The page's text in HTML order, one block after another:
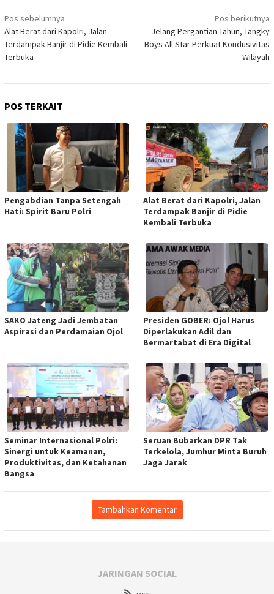
Navigasi
pos
Pos sebelumnya
Alat Berat dari Kapolri, Jalan
Terdampak Banjir di Pidie Kembali
Terbuka
Pos berikutnya
Jelang Pergantian Tahun, Tangky
Boys All Star Perkuat Kondusivitas
Wilayah
POS TERKAIT
Pengabdian Tanpa Setengah
Hati: Spirit Baru Polri
Alat Berat dari Kapolri, Jalan
Terdampak Banjir di Pidie
Kembali Terbuka
SAKO Jateng Jadi Jembatan
Aspirasi dan Perdamaian Ojol
Presiden GOBER: Ojol Harus
Diperlakukan Adil dan
Bermartabat di Era Digital
Seminar Internasional Polri:
Sinergi untuk Keamanan,
Produktivitas, dan Ketahanan
Bangsa
Seruan Bubarkan DPR Tak
Terkelola, Jumhur Minta Buruh
Jaga Jarak
Tambahkan Komentar
JARINGAN SOCIAL